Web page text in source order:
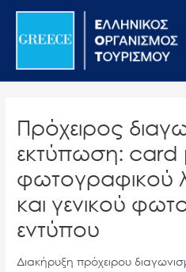
Σημείωση:
ιστότοπος
σύστημα
προσβασιμότητας.
Μετάβαση
περιεχόμενο
Πρόχειρος
εκτύπωση: card
φωτογραφικού
και γενικού
εντύπου
Διακήρυξη πρόχειρου